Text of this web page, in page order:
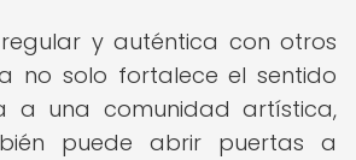
y auténtica con otros
no solo fortalece el sentido
a una comunidad artística,
puede abrir puertas a